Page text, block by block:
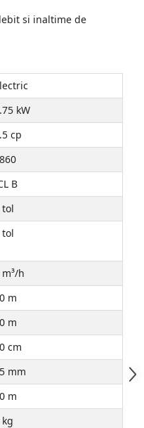
si inaltime de
kW
cp
B
tol
tol
h
m
m
cm
mm
m